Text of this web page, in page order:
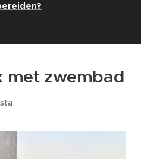
met zwembad